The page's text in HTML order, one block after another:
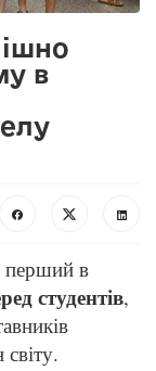
в
перший в
студентів,